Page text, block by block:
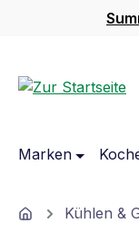
Hauptinhalt
Zur Suche
Zur
Marken
HomeKühlen &